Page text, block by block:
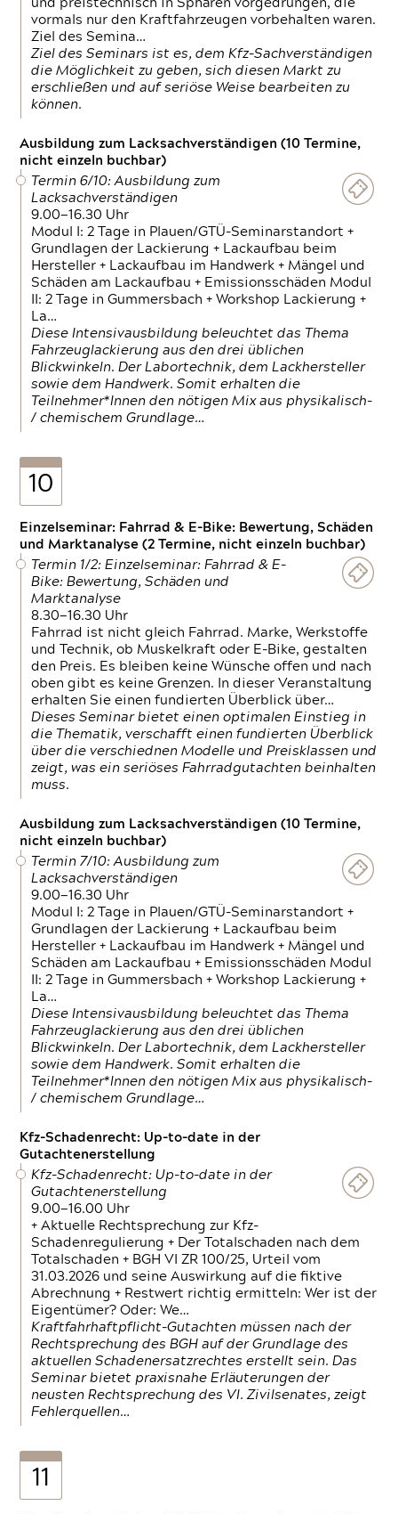
und preistechnisch in Sphären vorgedrungen, die
vormals nur den Kraftfahrzeugen vorbehalten waren.
Ziel des Semina…
Ziel des Seminars ist es, dem Kfz-Sachverständigen
die Möglichkeit zu geben, sich diesen Markt zu
erschließen und auf seriöse Weise bearbeiten zu
können.
Ausbildung zum Lacksachverständigen (10 Termine,
nicht einzeln buchbar)
Termin 6/10: Ausbildung zum
Lacksachverständigen
9.00—16.30 Uhr
Modul I: 2 Tage in Plauen/GTÜ-Seminarstandort +
Grundlagen der Lackierung + Lackaufbau beim
Hersteller + Lackaufbau im Handwerk + Mängel und
Schäden am Lackaufbau + Emissionsschäden Modul
II: 2 Tage in Gummersbach + Workshop Lackierung +
La…
Diese Intensivausbildung beleuchtet das Thema
Fahrzeuglackierung aus den drei üblichen
Blickwinkeln. Der Labortechnik, dem Lackhersteller
sowie dem Handwerk. Somit erhalten die
Teilnehmer*Innen den nötigen Mix aus physikalisch-
/ chemischem Grundlage…
10
Einzelseminar: Fahrrad & E-Bike: Bewertung, Schäden
und Marktanalyse (2 Termine, nicht einzeln buchbar)
Termin 1/2: Einzelseminar: Fahrrad & E-
Bike: Bewertung, Schäden und
Marktanalyse
8.30—16.30 Uhr
Fahrrad ist nicht gleich Fahrrad. Marke, Werkstoffe
und Technik, ob Muskelkraft oder E-Bike, gestalten
den Preis. Es bleiben keine Wünsche offen und nach
oben gibt es keine Grenzen. In dieser Veranstaltung
erhalten Sie einen fundierten Überblick über…
Dieses Seminar bietet einen optimalen Einstieg in
die Thematik, verschafft einen fundierten Überblick
über die verschiednen Modelle und Preisklassen und
zeigt, was ein seriöses Fahrradgutachten beinhalten
muss.
Ausbildung zum Lacksachverständigen (10 Termine,
nicht einzeln buchbar)
Termin 7/10: Ausbildung zum
Lacksachverständigen
9.00—16.30 Uhr
Modul I: 2 Tage in Plauen/GTÜ-Seminarstandort +
Grundlagen der Lackierung + Lackaufbau beim
Hersteller + Lackaufbau im Handwerk + Mängel und
Schäden am Lackaufbau + Emissionsschäden Modul
II: 2 Tage in Gummersbach + Workshop Lackierung +
La…
Diese Intensivausbildung beleuchtet das Thema
Fahrzeuglackierung aus den drei üblichen
Blickwinkeln. Der Labortechnik, dem Lackhersteller
sowie dem Handwerk. Somit erhalten die
Teilnehmer*Innen den nötigen Mix aus physikalisch-
/ chemischem Grundlage…
Kfz-Schadenrecht: Up-to-date in der
Gutachtenerstellung
Kfz-Schadenrecht: Up-to-date in der
Gutachtenerstellung
9.00—16.00 Uhr
+ Aktuelle Rechtsprechung zur Kfz-
Schadenregulierung + Der Totalschaden nach dem
Totalschaden + BGH VI ZR 100/25, Urteil vom
31.03.2026 und seine Auswirkung auf die fiktive
Abrechnung + Restwert richtig ermitteln: Wer ist der
Eigentümer? Oder: We…
Kraftfahrhaftpflicht-Gutachten müssen nach der
Rechtsprechung des BGH auf der Grundlage des
aktuellen Schadenersatzrechtes erstellt sein. Das
Seminar bietet praxisnahe Erläuterungen der
neusten Rechtsprechung des VI. Zivilsenates, zeigt
Fehlerquellen…
11